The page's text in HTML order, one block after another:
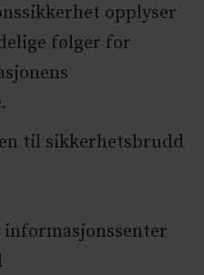
opplyser
følger for
til sikkerhetsbrudd